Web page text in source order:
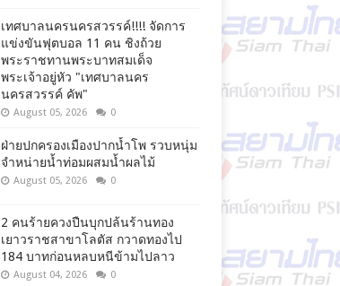
เทศบาลนครนครสวรรค์!!!! จัดการ
แข่งขันฟุตบอล 11 คน ชิงถ้วย
พระราชทานพระบาทสมเด็จ
พระเจ้าอยู่หัว "เทศบาลนคร
นครสวรรค์ คัพ"
August 05, 2026 0
ฝ่ายปกครองเมืองปากน้ำโพ รวบหนุ่ม
จำหน่ายน้ำท่อมผสมน้ำผลไม้
August 05, 2026 0
2 คนร้ายควงปืนบุกปล้นร้านทอง
เยาวราชสาขาโลตัส กวาดทองไป
184 บาทก่อนหลบหนีข้ามไปลาว
August 04, 2026 0